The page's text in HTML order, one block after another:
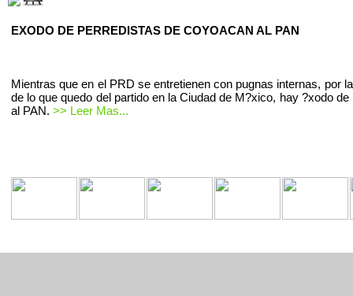
EXODO DE PERREDISTAS DE COYOACAN AL PAN
Mientras que en el PRD se entretienen con pugnas internas, por
de lo que quedo del partido en la Ciudad de M?xico, hay ?xodo de
al PAN. >> Leer Mas...